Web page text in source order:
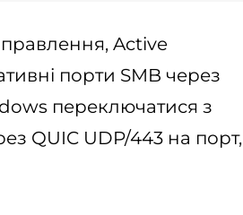
Active
порти SMB через
переключатися з
QUIC UDP/443 на порт,